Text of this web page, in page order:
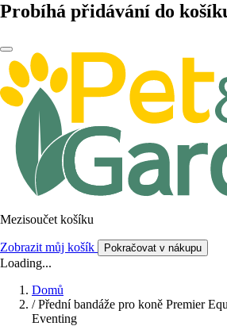
Probíhá přidávání do
Mezisoučet košíku
Zobrazit můj košík Pokračovat v nákupu
Loading...
Domů
/ Přední bandáže pro koně Premier
Eventing